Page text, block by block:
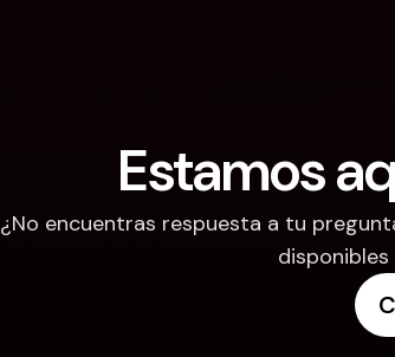
Estamos
¿No encuentras respuesta a tu